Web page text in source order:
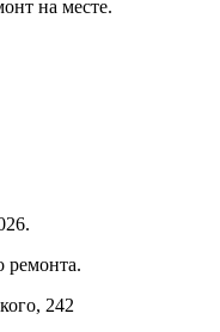
на месте.
ремонта.
242